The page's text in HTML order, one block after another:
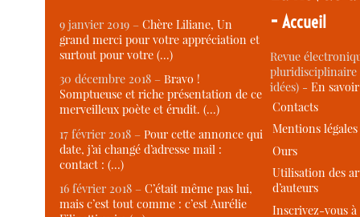
9 janvier 2019 –Chère Liliane, Un
grand merci pour votre appréciation et
surtout pour votre (…)
30 décembre 2018 –Bravo !
Somptueuse et riche présentation de ce
merveilleux poète et érudit. (…)
17 février 2018 –Pour cette annonce qui
date, j’ai changé d’adresse mail :
contact : (…)
16 février 2018 –C’était même pas lui,
mais c’est tout comme : c’est Aurélie
-Accueil
Revue
idées) -En
Contacts
Mentions légales
Ours
Utilisation des
d’auteurs
Inscrivez-vous